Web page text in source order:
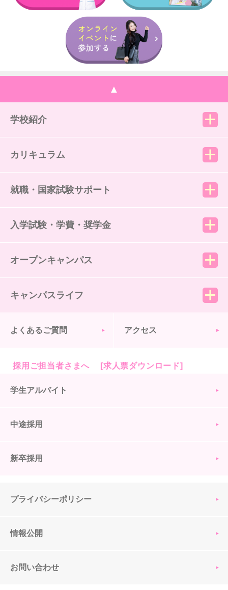
▲
学校紹介
カリキュラム
就職・国家試験サポート
入学試験・学費・奨学金
オープンキャンパス
キャンパスライフ
よくあるご質問 アクセス
採用ご担当者さまへ [求人票ダウンロード]
学生アルバイト
中途採用
新卒採用
プライバシーポリシー
情報公開
お問い合わせ